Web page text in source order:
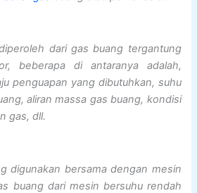
dari gas buang tergantung
beberapa di antaranya adalah,
penguapan yang dibutuhkan, suhu
aliran massa gas buang, kondisi
gas, dll.
digunakan bersama dengan mesin
buang dari mesin bersuhu rendah